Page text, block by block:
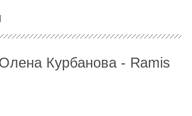
Курбанова - Ramis